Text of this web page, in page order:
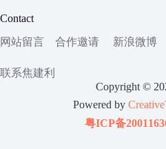
Contact
网站留言
合作邀请 新浪微博
联系焦建利
Copyright ©
Powered by
粤ICP备